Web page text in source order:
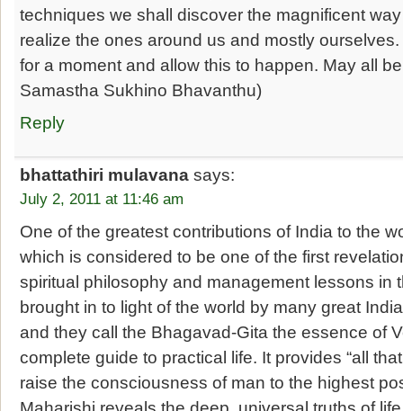
techniques we shall discover the magnificent
realize the ones around us and mostly
for a moment and allow this to happen. May all
Samastha Sukhino Bhavanthu)
Reply
bhattathiri mulavana says:
July 2, 2011 at 11:46 am
One of the greatest contributions of India to the
which is considered to be one of the first
spiritual philosophy and management lessons in
brought in to light of the world by many great
and they call the Bhagavad-Gita the essence of
complete guide to practical life. It provides “all
raise the consciousness of man to the highest